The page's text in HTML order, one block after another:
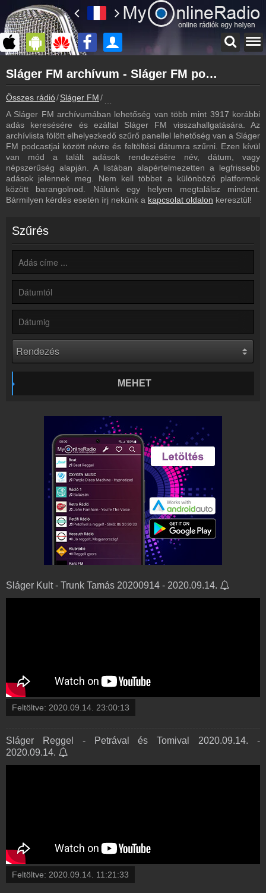
myonlineradio.hu
Sláger FM
Vissza a Sláger FM oldalára
Bejelentkezés
Hozz létre saját fiókot!
Most szól
Tudd meg mi szólt eddig
Frekvenciák
Sláger FM frekvencia
Sláger FM műsorai
Hírek
Sláger FM kapcsolatos hírek
Kapcsolat
Írj nekünk!
Partnerek
Rádiós partnerek
Rádió beágyazás
Ágyazd be weboldaladba
Online rádió készítés
Készítés lépésről lépésre
Sláger FM archívum - Sláger FM podcasts - Sláger FM visszahallgatás
Összes rádió Sláger FM
A Sláger FM archívumában lehetőség van több mint 3917 korábbi
adás keresésére és ezáltal Sláger FM visszahallgatására. Az
archívlista fölött elhelyezkedő szűrő panellel lehetőség van a Sláger
FM podcastjai között névre és feltöltési dátumra szűrni. Ezen kívül
van mód a talált adások rendezésére név, dátum, vagy
népszerűség alapján. A listában alapértelmezetten a legfrissebb
adások jelennek meg. Nem kell többet a különböző platformok
között barangolnod. Nálunk egy helyen megtalálsz mindent.
Bármilyen kérdés esetén írj nekünk a kapcsolat oldalon keresztül!
Szűrés
MEHET
Sláger Kult - Trunk Tamás 20200914 - 2020.09.14.
Feltöltve: 2020.09.14. 23:00:13
Sláger Reggel - Petrával és Tomival 2020.09.14. -
2020.09.14.
Feltöltve: 2020.09.14. 11:21:33